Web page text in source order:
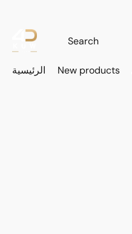
الرئيسية New products